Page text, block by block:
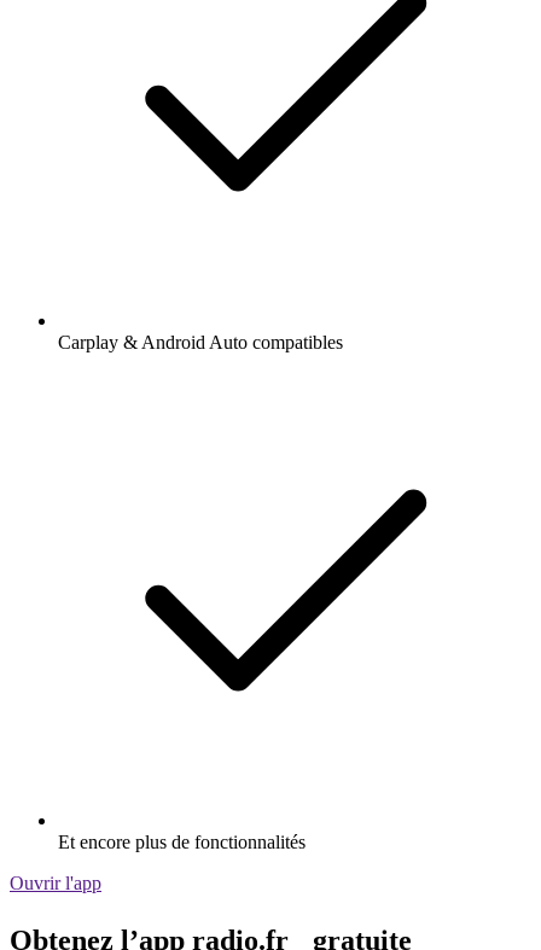
Carplay & Android Auto compatibles
Et encore plus de fonctionnalités
Ouvrir l'app
Obtenez l’app radio.fr gratuite